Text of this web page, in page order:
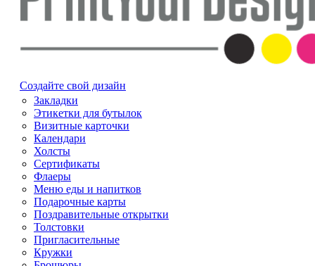
Создайте свой дизайн
Закладки
Этикетки для бутылок
Визитные карточки
Календари
Холсты
Сертификаты
Флаеры
Меню еды и напитков
Подарочные карты
Поздравительные открытки
Толстовки
Пригласительные
Кружки